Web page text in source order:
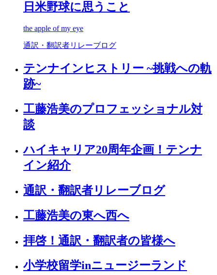
日米野球に思うこと
the apple of my eye
通訳・翻訳者リレーブログ
テンナインヒストリー ~挑戦への軌
跡~
工藤浩美のプロフェッショナル対
談
ハイキャリア20周年企画！テンナ
イン紹介
通訳・翻訳者リレーブログ
工藤浩美の東へ西へ
拝啓！通訳・翻訳者の皆様へ
小学校留学inニュージーランド